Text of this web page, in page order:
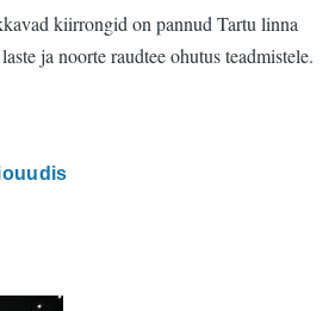
kiirrongid on pannud Tartu linna
ja noorte raudtee ohutus teadmistele.